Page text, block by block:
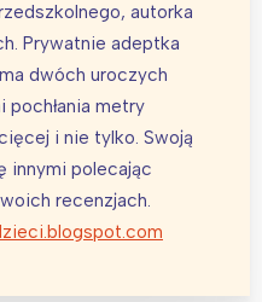
autorka
Prywatnie adeptka
dwóch uroczych
metry
i nie tylko. Swoją
innymi polecając
recenzjach.